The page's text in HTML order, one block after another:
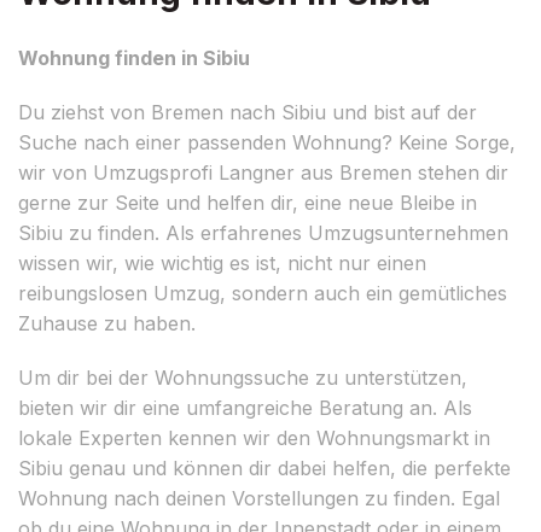
Wohnung finden in Sibiu
Du ziehst von Bremen nach Sibiu und bist auf der
Suche nach einer passenden Wohnung? Keine Sorge,
wir von Umzugsprofi Langner aus Bremen stehen dir
gerne zur Seite und helfen dir, eine neue Bleibe in
Sibiu zu finden. Als erfahrenes Umzugsunternehmen
wissen wir, wie wichtig es ist, nicht nur einen
reibungslosen Umzug, sondern auch ein gemütliches
Zuhause zu haben.
Um dir bei der Wohnungssuche zu unterstützen,
bieten wir dir eine umfangreiche Beratung an. Als
lokale Experten kennen wir den Wohnungsmarkt in
Sibiu genau und können dir dabei helfen, die perfekte
Wohnung nach deinen Vorstellungen zu finden. Egal